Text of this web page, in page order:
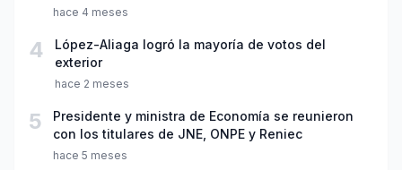
hace 4 meses
4
López-Aliaga logró la mayoría de votos del
exterior
hace 2 meses
5
Presidente y ministra de Economía se reunieron
con los titulares de JNE, ONPE y Reniec
hace 5 meses